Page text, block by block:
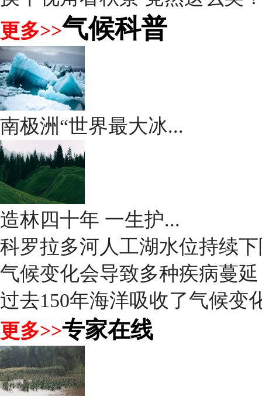
更多>>气候科普
南极洲“世界最大冰...
造林四十年 一生护...
科罗拉多河人工湖水位持续
气候变化会导致多种疾病蔓延
过去150年海洋吸收了气候变
更多>>专家在线